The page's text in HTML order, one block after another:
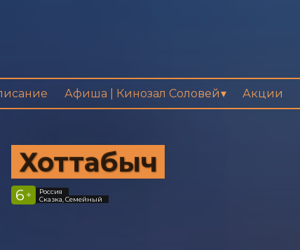
Афиша | Кинозал Соловей Акции
Хоттабыч
6 +
Россия
Сказка, Семейный